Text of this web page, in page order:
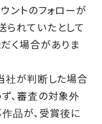
ントのフォローが
れていたとして
く場合がありま
社が判断した場合
、審査の対象外
作品が、受賞後に